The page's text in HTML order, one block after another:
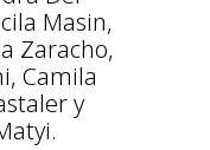
Masin,
Zaracho,
Camila
y